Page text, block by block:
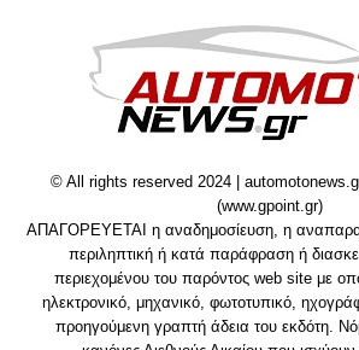
© All rights reserved 2024 |
(www.gpoint.gr)
ΑΠΑΓΟΡΕΥΕΤΑΙ η αναδημοσίευση, η
περιληπτική ή κατά παράφραση ή
περιεχομένου του παρόντος web site με
ηλεκτρονικό, μηχανικό, φωτοτυπικό,
προηγούμενη γραπτή άδεια του εκδότη.